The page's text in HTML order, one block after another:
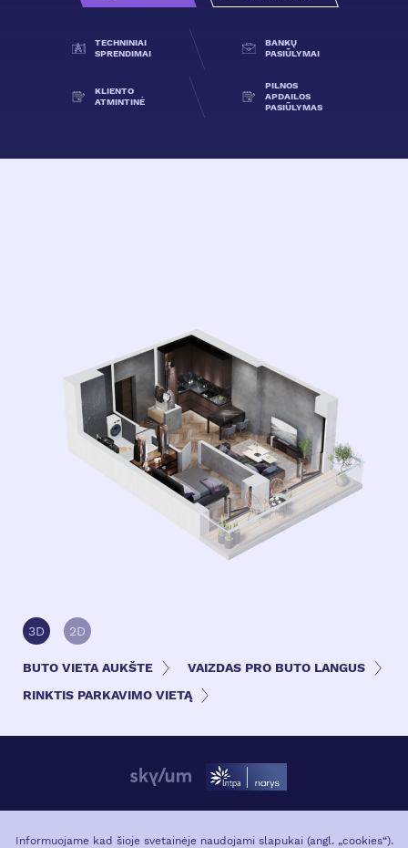
TECHNINIAI
SPRENDIMAI
BANKŲ
PASIŪLYMAI
KLIENTO
ATMINTINĖ
PILNOS
APDAILOS
PASIŪLYMAS
3D 2D
BUTO VIETA AUKŠTE
VAIZDAS PRO BUTO LANGUS
RINKTIS PARKAVIMO VIETĄ
VIETA MIESTE
Informuojame kad šioje svetainėje naudojami slapukai (angl. „cookies“).